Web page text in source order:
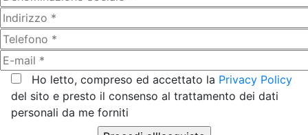
Ho letto, compreso ed accettato la Privacy Policy
del sito e presto il consenso al trattamento dei dati
personali da me forniti